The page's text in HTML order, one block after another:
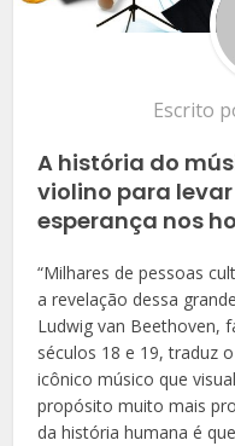
Escrito
A história do
violino para
esperança nos
“Milhares de pessoas
a revelação dessa
Ludwig van Beethoven,
séculos 18 e 19, traduz
icônico músico que
propósito muito mais
da história humana é